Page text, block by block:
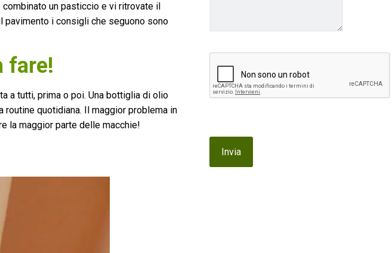
un pasticcio e vi ritrovate il
i consigli che seguono sono
fare!
a tutti, prima o poi. Una bottiglia di olio
quotidiana. Il maggior problema in
la maggior parte delle macchie!